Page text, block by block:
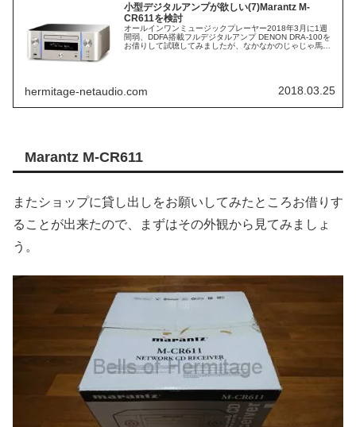
小型デジタルアンプが欲しい(7)Marantz M-
CR611を検討
オールインワンミュージックプレーヤー2018年3月に1週
間弱、DDFA搭載フルデジタルアンプ DENON DRA-100を
お借りして試聴してみましたが、なかなかのじゃじゃ馬っ
hermitage-netaudio.com 2018.03.25
Marantz M-CR611
またショップに貸し出しをお願いしてみたところお借りす
ることが出来たので、まずはその外観から見てみましょ
う。